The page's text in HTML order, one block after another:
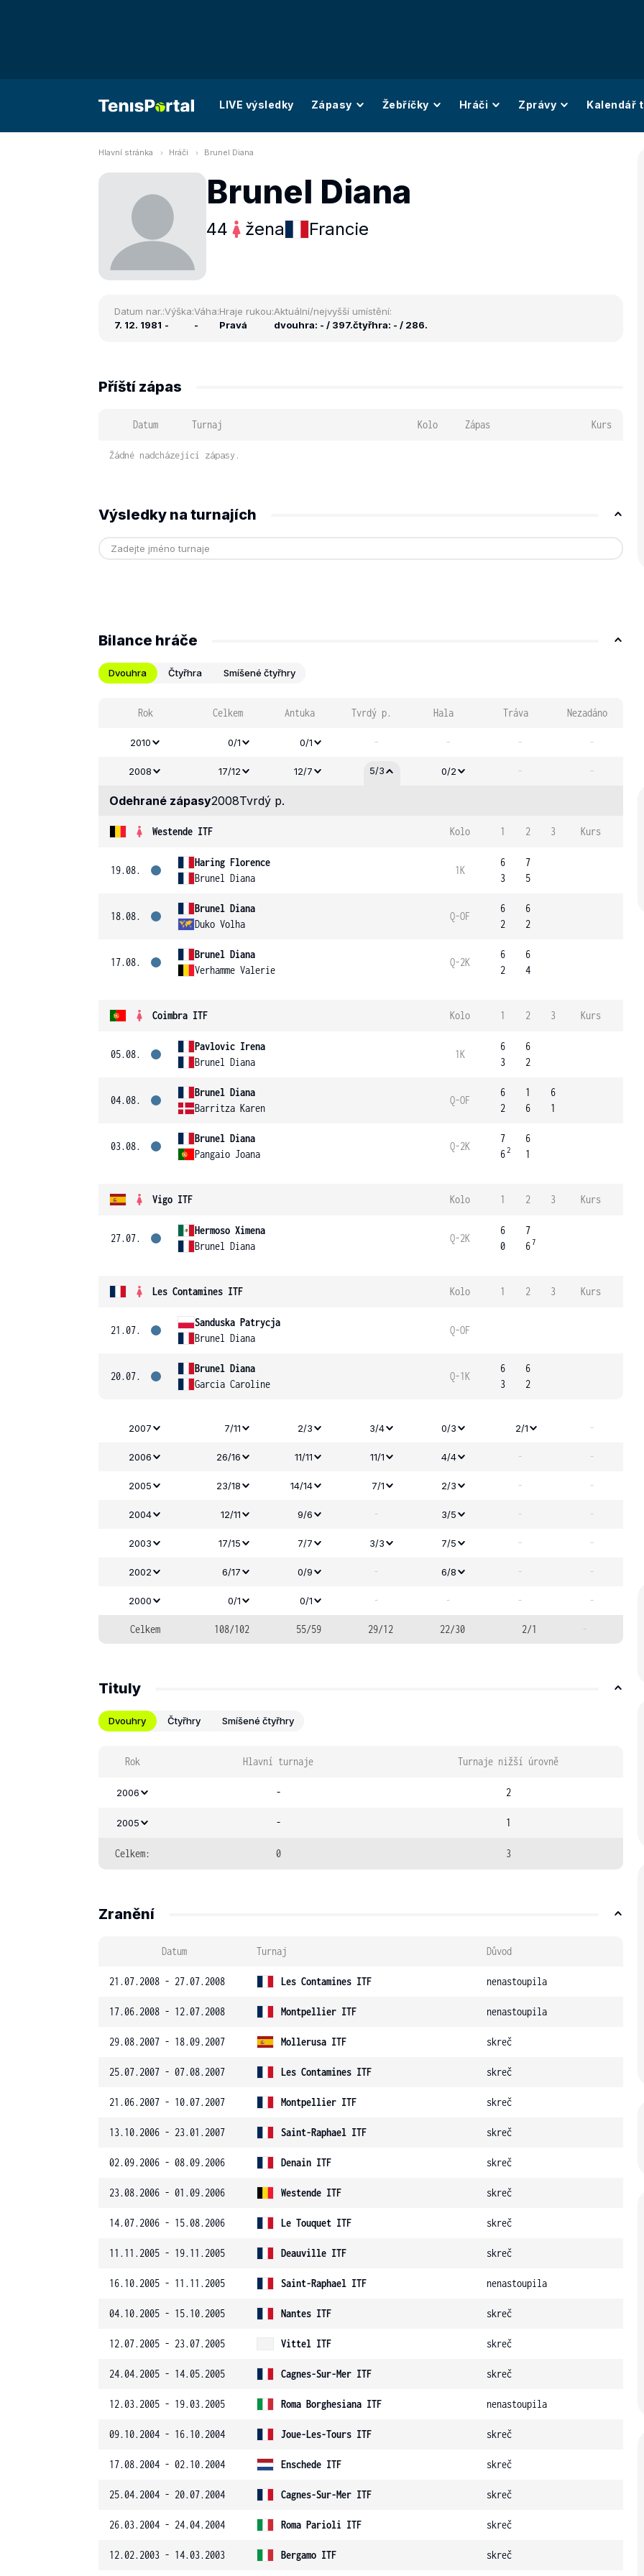
LIVE výsledky Zápasy Žebříčky Hráči Zprávy Kalendář
Hlavní stránka Hráči Brunel Diana
Brunel Diana
44 žena Francie
Datum nar.:
7. 12. 1981
Výška:
-
Váha:
-
Hraje rukou:
Pravá
Aktuální/nejvyšší umístění:
dvouhra: - / 397.čtyřhra: - / 286.
Příští zápas
Datum Turnaj Kolo Zápas Kurs
Žádné nadcházející zápasy.
Výsledky na turnajích
Bilance hráče
Dvouhra Čtyřhra Smíšené čtyřhry
Rok Celkem Antuka Tvrdý p. Hala Tráva Nezadáno
2010 0/1 0/1 - - - -
2008 17/12 12/7 5/3 0/2 - -
Odehrané zápasy2008Tvrdý p.
Westende ITF Kolo 1 2 3 Kurs
19.08.
Haring Florence
Brunel Diana
1K
6
3
7
5
18.08.
Brunel Diana
Duko Volha
Q-OF
6
2
6
2
17.08.
Brunel Diana
Verhamme Valerie
Q-2K
6
2
6
4
Coimbra ITF Kolo 1 2 3 Kurs
05.08.
Pavlovic Irena
Brunel Diana
1K
6
3
6
2
04.08.
Brunel Diana
Barritza Karen
Q-OF
6
2
1
6
6
1
03.08.
Brunel Diana
Pangaio Joana
Q-2K
7
62
6
1
Vigo ITF Kolo 1 2 3 Kurs
27.07.
Hermoso Ximena
Brunel Diana
Q-2K
6
0
7
67
Les Contamines ITF Kolo 1 2 3 Kurs
21.07.
Sanduska Patrycja
Brunel Diana
Q-OF
20.07.
Brunel Diana
Garcia Caroline
Q-1K
6
3
6
2
2007 7/11 2/3 3/4 0/3 2/1 -
2006 26/16 11/11 11/1 4/4 - -
2005 23/18 14/14 7/1 2/3 - -
2004 12/11 9/6 - 3/5 - -
2003 17/15 7/7 3/3 7/5 - -
2002 6/17 0/9 - 6/8 - -
2000 0/1 0/1 - - - -
Celkem 108/102 55/59 29/12 22/30 2/1 -
Tituly
Dvouhry Čtyřhry Smíšené čtyřhry
Rok Hlavní turnaje Turnaje nižší úrovně
2006 - 2
2005 - 1
Celkem: 0 3
Zranění
Datum Turnaj Důvod
21.07.2008 - 27.07.2008 Les Contamines ITF nenastoupila
17.06.2008 - 12.07.2008 Montpellier ITF nenastoupila
29.08.2007 - 18.09.2007 Mollerusa ITF skreč
25.07.2007 - 07.08.2007 Les Contamines ITF skreč
21.06.2007 - 10.07.2007 Montpellier ITF skreč
13.10.2006 - 23.01.2007 Saint-Raphael ITF skreč
02.09.2006 - 08.09.2006 Denain ITF skreč
23.08.2006 - 01.09.2006 Westende ITF skreč
14.07.2006 - 15.08.2006 Le Touquet ITF skreč
11.11.2005 - 19.11.2005 Deauville ITF skreč
16.10.2005 - 11.11.2005 Saint-Raphael ITF nenastoupila
04.10.2005 - 15.10.2005 Nantes ITF skreč
12.07.2005 - 23.07.2005 Vittel ITF skreč
24.04.2005 - 14.05.2005 Cagnes-Sur-Mer ITF skreč
12.03.2005 - 19.03.2005 Roma Borghesiana ITF nenastoupila
09.10.2004 - 16.10.2004 Joue-Les-Tours ITF skreč
17.08.2004 - 02.10.2004 Enschede ITF skreč
25.04.2004 - 20.07.2004 Cagnes-Sur-Mer ITF skreč
26.03.2004 - 24.04.2004 Roma Parioli ITF skreč
12.02.2003 - 14.03.2003 Bergamo ITF skreč